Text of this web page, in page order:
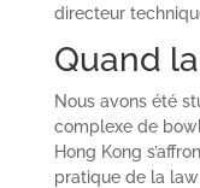
directeur
Quand
Nous avons été
complexe de
Hong Kong
pratique de la